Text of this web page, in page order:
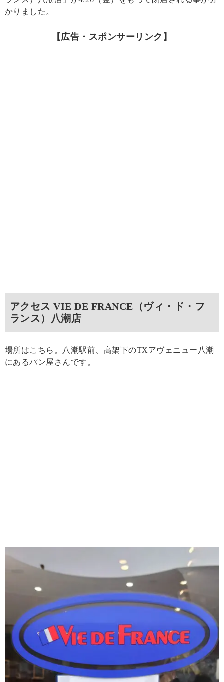
かりました。
【広告・スポンサーリンク】
アクセス VIE DE FRANCE（ヴィ・ド・フ
ランス）八潮店
場所はこちら。八潮駅前、高架下のTXアヴェニュー八潮
にあるパン屋さんです。